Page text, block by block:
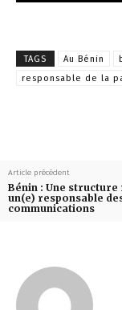
TAGS Au Bénin
responsable de la
Article précédent
Bénin : Une
un(e) responsable
communications